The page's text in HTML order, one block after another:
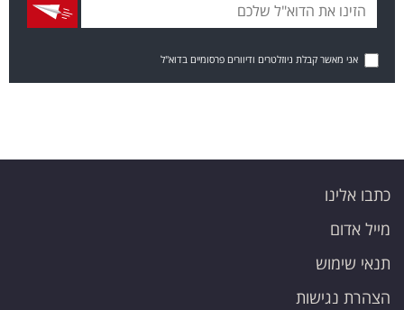
אני מאשר קבלת ניוזלטרים ודיוורים פרסומיים בדוא"ל
כתבו אלינו
מייל אדום
תנאי שימוש
הצהרת נגישות